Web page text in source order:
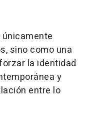
sino como una
la identidad
y
entre lo